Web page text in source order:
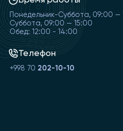
Понедельник-Суббота, 09:00 —
Суббота, 09:00 — 15:00
Обед: 12:00 - 14:00
Телефон
+998 70 202-10-10